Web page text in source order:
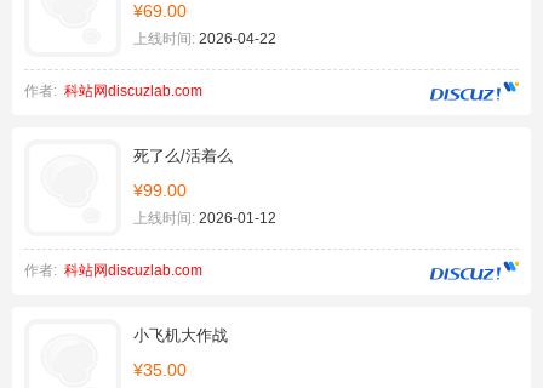
¥69.00
上线时间: 2026-04-22
作者: 科站网discuzlab.com
死了么/活着么
¥99.00
上线时间: 2026-01-12
作者: 科站网discuzlab.com
小飞机大作战
¥35.00